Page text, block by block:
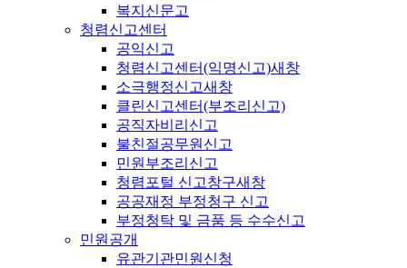
복지신문고
청렴신고센터
공익신고
청렴신고센터(익명신고)새창
소극행정신고새창
클린신고센터(부조리신고)
공직자비리신고
불친절공무원신고
민원부조리신고
청렴포털 신고창구새창
공공재정 부정청구 신고
부정청탁 및 금품 등 수수신고
민원공개
유관기관민원신청